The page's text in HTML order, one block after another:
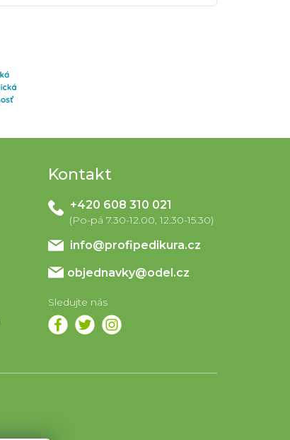
Kontakt
info@profipedikura.cz
+420 608 310 021
objednavky@odel.cz